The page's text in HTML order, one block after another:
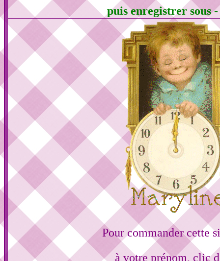
puis enregistrer sous
Pour commander cette
à votre prénom, clic